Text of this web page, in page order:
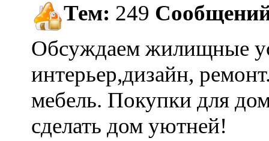
Тем: 249
Обсуждаем жилищные
интерьер,дизайн,
мебель. Покупки для
сделать дом уютней!